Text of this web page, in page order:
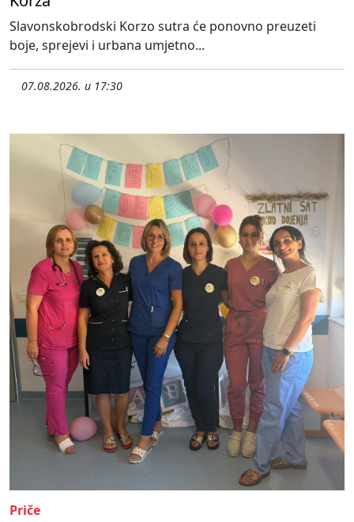
Slavonskobrodski Korzo sutra će ponovno preuzeti
boje, sprejevi i urbana umjetno...
07.08.2026. u 17:30
Priče